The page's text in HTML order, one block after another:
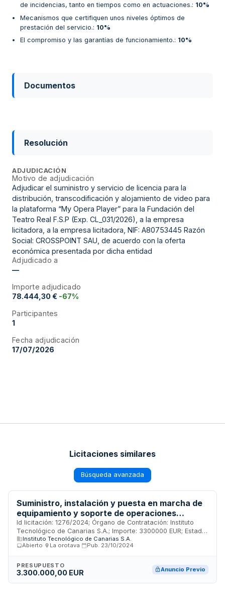
de incidencias, tanto en tiempos como en actuaciones.: 10%
Mecanismos que certifiquen unos niveles óptimos de
prestación del servicio.: 10%
El compromiso y las garantías de funcionamiento.: 10%
Documentos
Resolución
ADJUDICACIÓN
Motivo de adjudicación
Adjudicar el suministro y servicio de licencia para la
distribución, transcodificación y alojamiento de video para
la plataforma “My Opera Player” para la Fundación del
Teatro Real F.S.P (Exp. CL_031/2026), a la empresa
licitadora, a la empresa licitadora, NIF: A80753445 Razón
Social: CROSSPOINT SAU, de acuerdo con la oferta
económica presentada por dicha entidad
Adjudicado a
—
Importe adjudicado
78.444,30 € -67%
Participantes
1
Fecha adjudicación
17/07/2026
Licitaciones similares
Búsqueda avanzada
Suministro, instalación y puesta en marcha de
equipamiento y soporte de operaciones
necesarios para la implantación de un centro
de operaciones de ciberseguridad (SOC) en las
instalaciones del Instituto Tecnológico de
RETECH financiado por la UNIÓN EUROPEA –
NETXGENERATION EU - en el marco de Plan de
Recuperación, Transformación, y Resiliencia.
Id licitación: 1276/2024; Órgano de Contratación: Instituto
Tecnológico de Canarias S.A.; Importe: 3300000 EUR; Estado:
PREInstituto Tecnológico de Canarias S.A.
Abierto
La orotava Pub. 23/10/2024
PRESUPUESTO
3.300.000,00 EUR Anuncio Previo